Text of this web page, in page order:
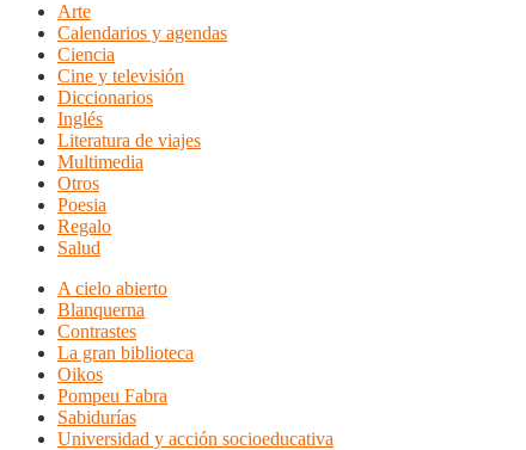
Arte
Calendarios y agendas
Ciencia
Cine y televisión
Diccionarios
Inglés
Literatura de viajes
Multimedia
Otros
Poesia
Regalo
Salud
A cielo abierto
Blanquerna
Contrastes
La gran biblioteca
Oikos
Pompeu Fabra
Sabidurías
Universidad y acción socioeducativa